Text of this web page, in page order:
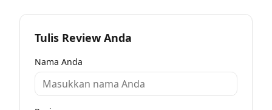
Tulis Review Anda
Nama Anda